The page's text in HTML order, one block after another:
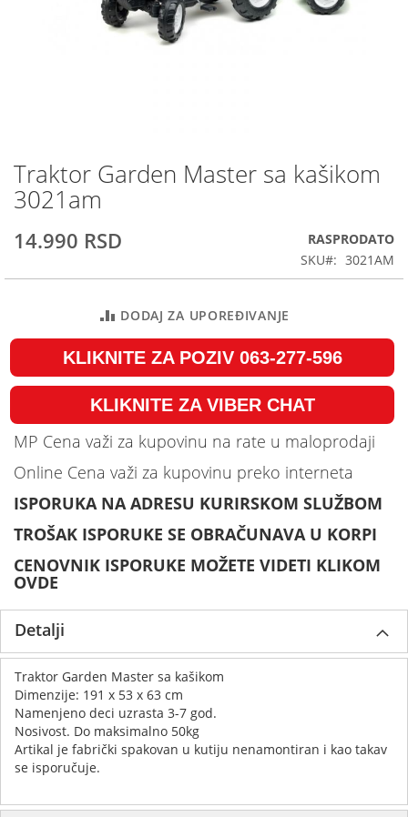
Skip
to
the
of
images
Traktor Garden Master sa kašikom
3021am
14.990 RSD
RASPRODATO
SKU
3021AM
DODAJ ZA UPOREĐIVANJE
KLIKNITE ZA POZIV 063-277-596
KLIKNITE ZA VIBER CHAT
MP Cena važi za kupovinu na rate u maloprodaji
Online Cena važi za kupovinu preko interneta
ISPORUKA NA ADRESU KURIRSKOM SLUŽBOM
TROŠAK ISPORUKE SE OBRAČUNAVA U KORPI
CENOVNIK ISPORUKE MOŽETE VIDETI KLIKOM
OVDE
Detalji
Traktor Garden Master sa kašikom
Dimenzije: 191 x 53 x 63 cm
Namenjeno deci uzrasta 3-7 god.
Nosivost. Do maksimalno 50kg
Artikal je fabrički spakovan u kutiju nenamontiran i kao takav
se isporučuje.